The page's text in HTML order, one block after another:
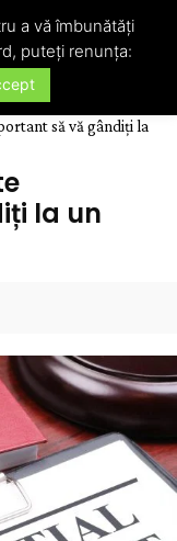
să vă gândiți la
la un
a vă îmbunătăți
puteți renunța: